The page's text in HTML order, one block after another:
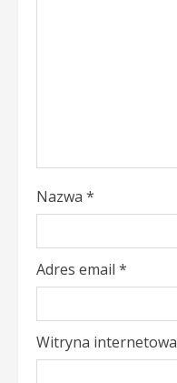
d
i
n
g
Nazwa *
Adres email *
Witryna internetowa